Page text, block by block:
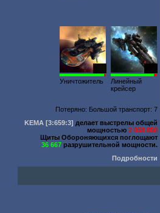
Уничтожитель
Линейный
крейсер
Потеряно: Большой транспорт: 7
KEMA [3:659:3] делает выстрелы общей
мощностью2 058 850
Щиты Обороняющихся поглощают
36 667 разрушительной мощности.
Подробности